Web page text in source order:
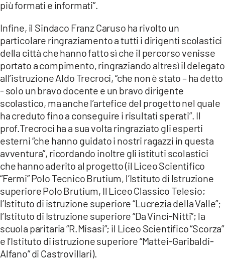
più formati e informati”.
Infine, il Sindaco Franz Caruso ha rivolto un
particolare ringraziamento a tutti i dirigenti scolastici
della città che hanno fatto sì che il percorso venisse
portato a compimento, ringraziando altresì il delegato
all’istruzione Aldo Trecroci, “che non è stato – ha detto
- solo un bravo docente e un bravo dirigente
scolastico, ma anche l’artefice del progetto nel quale
ha creduto fino a conseguire i risultati sperati”. Il
prof.Trecroci ha a sua volta ringraziato gli esperti
esterni “che hanno guidato i nostri ragazzi in questa
avventura”, ricordando inoltre gli istituti scolastici
che hanno aderito al progetto (il Liceo Scientifico
“Fermi” Polo Tecnico Brutium, l’Istituto di Istruzione
superiore Polo Brutium, Il Liceo Classico Telesio;
l’Istituto di istruzione superiore “Lucrezia della Valle”;
l’Istituto di Istruzione superiore “Da Vinci-Nitti”; la
scuola paritaria “R.Misasi”; il Liceo Scientifico “Scorza”
e l’Istituto di istruzione superiore “Mattei-Garibaldi-
Alfano” di Castrovillari).